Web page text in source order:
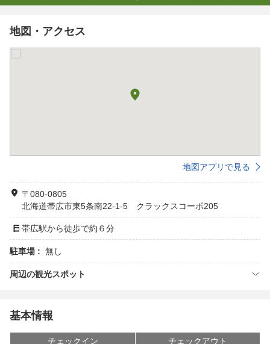
地図・アクセス
地図アプリで見る
〒080-0805
北海道帯広市東5条南22-1-5 クラックスコーポ205
帯広駅から徒歩で約６分
駐車場 : 無し
周辺の観光スポット
基本情報
チェックイン
チェックアウト